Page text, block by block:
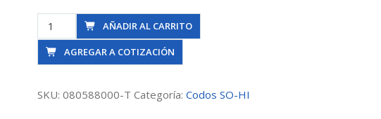
Codo
So-
Hi
Agua
AÑADIR AL CARRITO
AGREGAR A COTIZACIÓN
SKU:080588000-T Categoría:Codos SO-HI